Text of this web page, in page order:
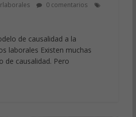
0 comentarios
de causalidad a la
laborales Existen muchas
de causalidad. Pero